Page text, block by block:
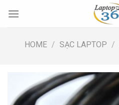
HOME / SẠC LAPTOP /